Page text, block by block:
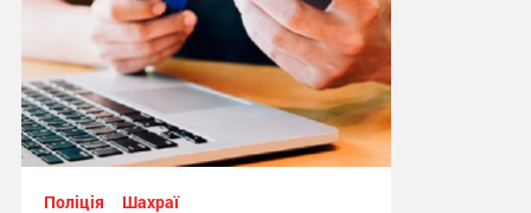
Поліція Шахраї